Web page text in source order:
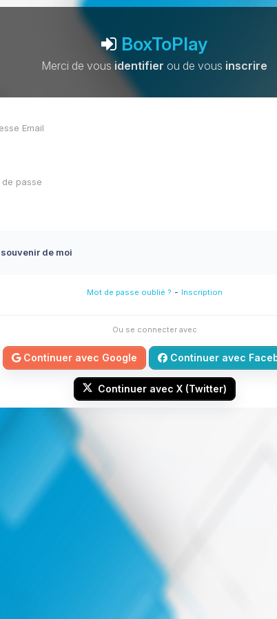
BoxToPlay
Merci de vousidentifier ou de vous inscrire
de moi
Mot de passe oublié ? - Inscription
Ou se connecter avec
Continuer avec Google Continuer avec
Continuer avec X (Twitter)